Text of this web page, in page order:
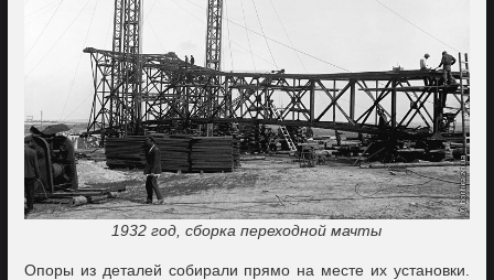
1932 год, сборка переходной мачты
Опоры из деталей собирали прямо на месте их установки.